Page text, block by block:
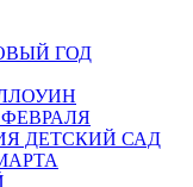
ГОД
ДЕТСКИЙ САД